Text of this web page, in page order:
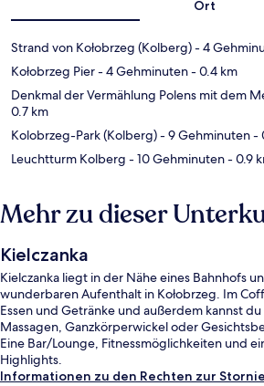
Ort
Strand von Kołobrzeg (Kolberg)- 4
Kołobrzeg Pier- 4 Gehminuten- 0.4 km
Denkmal der Vermählung Polens mit dem
0.7 km
Kolobrzeg-Park (Kolberg)- 9 Gehminuten-
Leuchtturm Kolberg - 10 Gehminuten- 0.9
Mehr zu dieser
Kielczanka
Kielczanka liegt in der Nähe eines Bahnhofs
wunderbaren Aufenthalt in Kołobrzeg. Im
Essen und Getränke und außerdem kannst
Massagen, Ganzkörperwickel oder
Eine Bar/Lounge, Fitnessmöglichkeiten und
Highlights.
Informationen zu den Rechten zur